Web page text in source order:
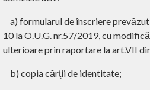
a) formularul de înscriere
10 la O.U.G. nr.57/2019, cu
ulterioare prin raportare la art.VII
b) copia cărţii de identitate;